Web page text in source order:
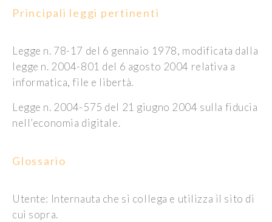
Principali leggi pertinenti
Legge n. 78-17 del 6 gennaio 1978, modificata dalla
legge n. 2004-801 del 6 agosto 2004 relativa a
informatica, file e libertà.
Legge n. 2004-575 del 21 giugno 2004 sulla fiducia
nell’economia digitale.
Glossario
Utente: Internauta che si collega e utilizza il sito di
cui sopra.